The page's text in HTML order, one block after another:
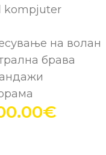
kompjuter
на волан
брава
€